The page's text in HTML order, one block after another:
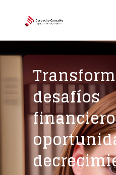
desafíos